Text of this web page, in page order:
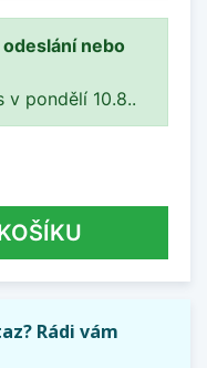
nebo
v pondělí 10.8..
Rádi vám